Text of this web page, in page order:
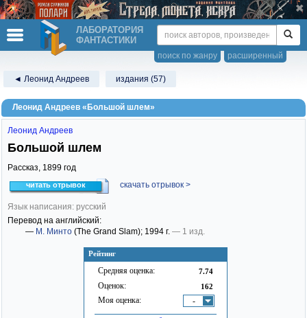
ЛАБОРАТОРИЯ
ФАНТАСТИКИ
расширенный
поиск по жанру
◄ Леонид Андреев издания (57)
Леонид Андреев «Большой шлем»
Рейтинг
Средняя оценка: 7.74
Оценок: 162
Моя оценка: -
Леонид Андреев
Большой шлем
Рассказ, 1899 год
читать отрывок скачать отрывок >
Язык написания: русский
Перевод на английский:
— М. Минто (The Grand Slam); 1994 г. — 1 изд.